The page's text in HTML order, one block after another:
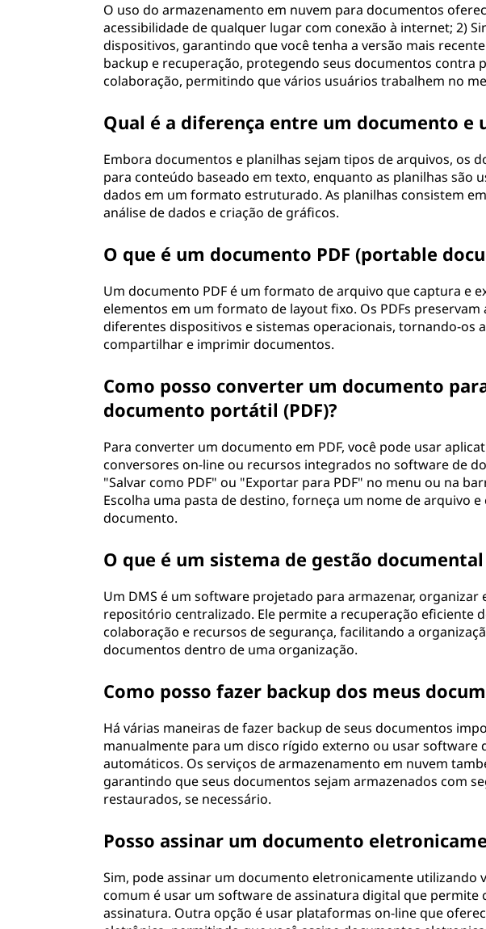
O uso do armazenamento em nuvem para documentos
acessibilidade de qualquer lugar com conexão à internet; 2)
dispositivos, garantindo que você tenha a versão mais
backup e recuperação, protegendo seus documentos contra
colaboração, permitindo que vários usuários trabalhem no
Qual é a diferença entre um documento e
Embora documentos e planilhas sejam tipos de arquivos, os
para conteúdo baseado em texto, enquanto as planilhas são
dados em um formato estruturado. As planilhas consistem
análise de dados e criação de gráficos.
O que é um documento PDF (portable
Um documento PDF é um formato de arquivo que captura e
elementos em um formato de layout fixo. Os PDFs
diferentes dispositivos e sistemas operacionais, tornando-os
compartilhar e imprimir documentos.
Como posso converter um documento
documento portátil (PDF)?
Para converter um documento em PDF, você pode usar
conversores on-line ou recursos integrados no software de
"Salvar como PDF" ou "Exportar para PDF" no menu ou na
Escolha uma pasta de destino, forneça um nome de arquivo
documento.
O que é um sistema de gestão documental
Um DMS é um software projetado para armazenar,
repositório centralizado. Ele permite a recuperação eficiente
colaboração e recursos de segurança, facilitando a
documentos dentro de uma organização.
Como posso fazer backup dos meus
Há várias maneiras de fazer backup de seus documentos
manualmente para um disco rígido externo ou usar software
automáticos. Os serviços de armazenamento em nuvem
garantindo que seus documentos sejam armazenados com
restaurados, se necessário.
Posso assinar um documento
Sim, pode assinar um documento eletronicamente utilizando
comum é usar um software de assinatura digital que permite
assinatura. Outra opção é usar plataformas on-line que